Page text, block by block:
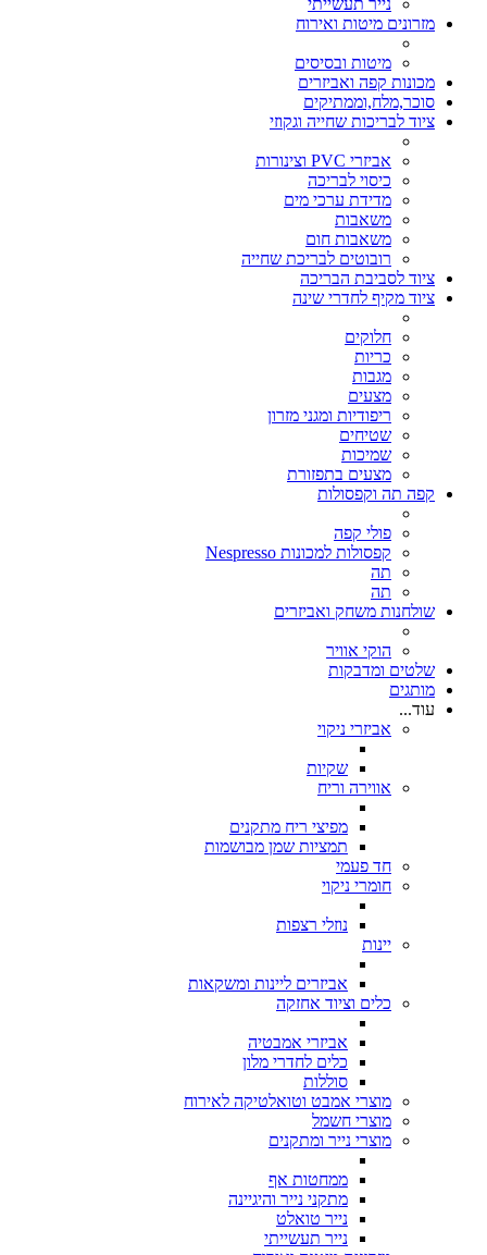
נייר תעשייתי
מזרונים מיטות ואירוח
מיטות ובסיסים
מכונות קפה ואביזרים
סוכר,מלח,וממתיקים
ציוד לבריכות שחייה וגקוזי
אביזרי PVC וצינורות
כיסוי לבריכה
מדידת ערכי מים
משאבות
משאבות חום
רובוטים לבריכת שחייה
ציוד לסביבת הבריכה
ציוד מקיף לחדרי שינה
חלוקים
כריות
מגבות
מצעים
ריפודיות ומגני מזרון
שטיחים
שמיכות
מצעים בתפזורת
קפה תה וקפסולות
פולי קפה
קפסולות למכונות Nespresso
תה
תה
שולחנות משחק ואביזרים
הוקי אוויר
שלטים ומדבקות
מותגים
עוד...
אביזרי ניקוי
שקיות
אווירה וריח
מפיצי ריח מתקנים
תמציות שמן מבושמות
חד פעמי
חומרי ניקוי
נוזלי רצפות
יינות
אביזרים ליינות ומשקאות
כלים וציוד אחזקה
אביזרי אמבטיה
כלים לחדרי מלון
סוללות
מוצרי אמבט וטואלטיקה לאירוח
מוצרי חשמל
מוצרי נייר ומתקנים
ממחטות אף
מתקני נייר והיגיינה
נייר טואלט
נייר תעשייתי